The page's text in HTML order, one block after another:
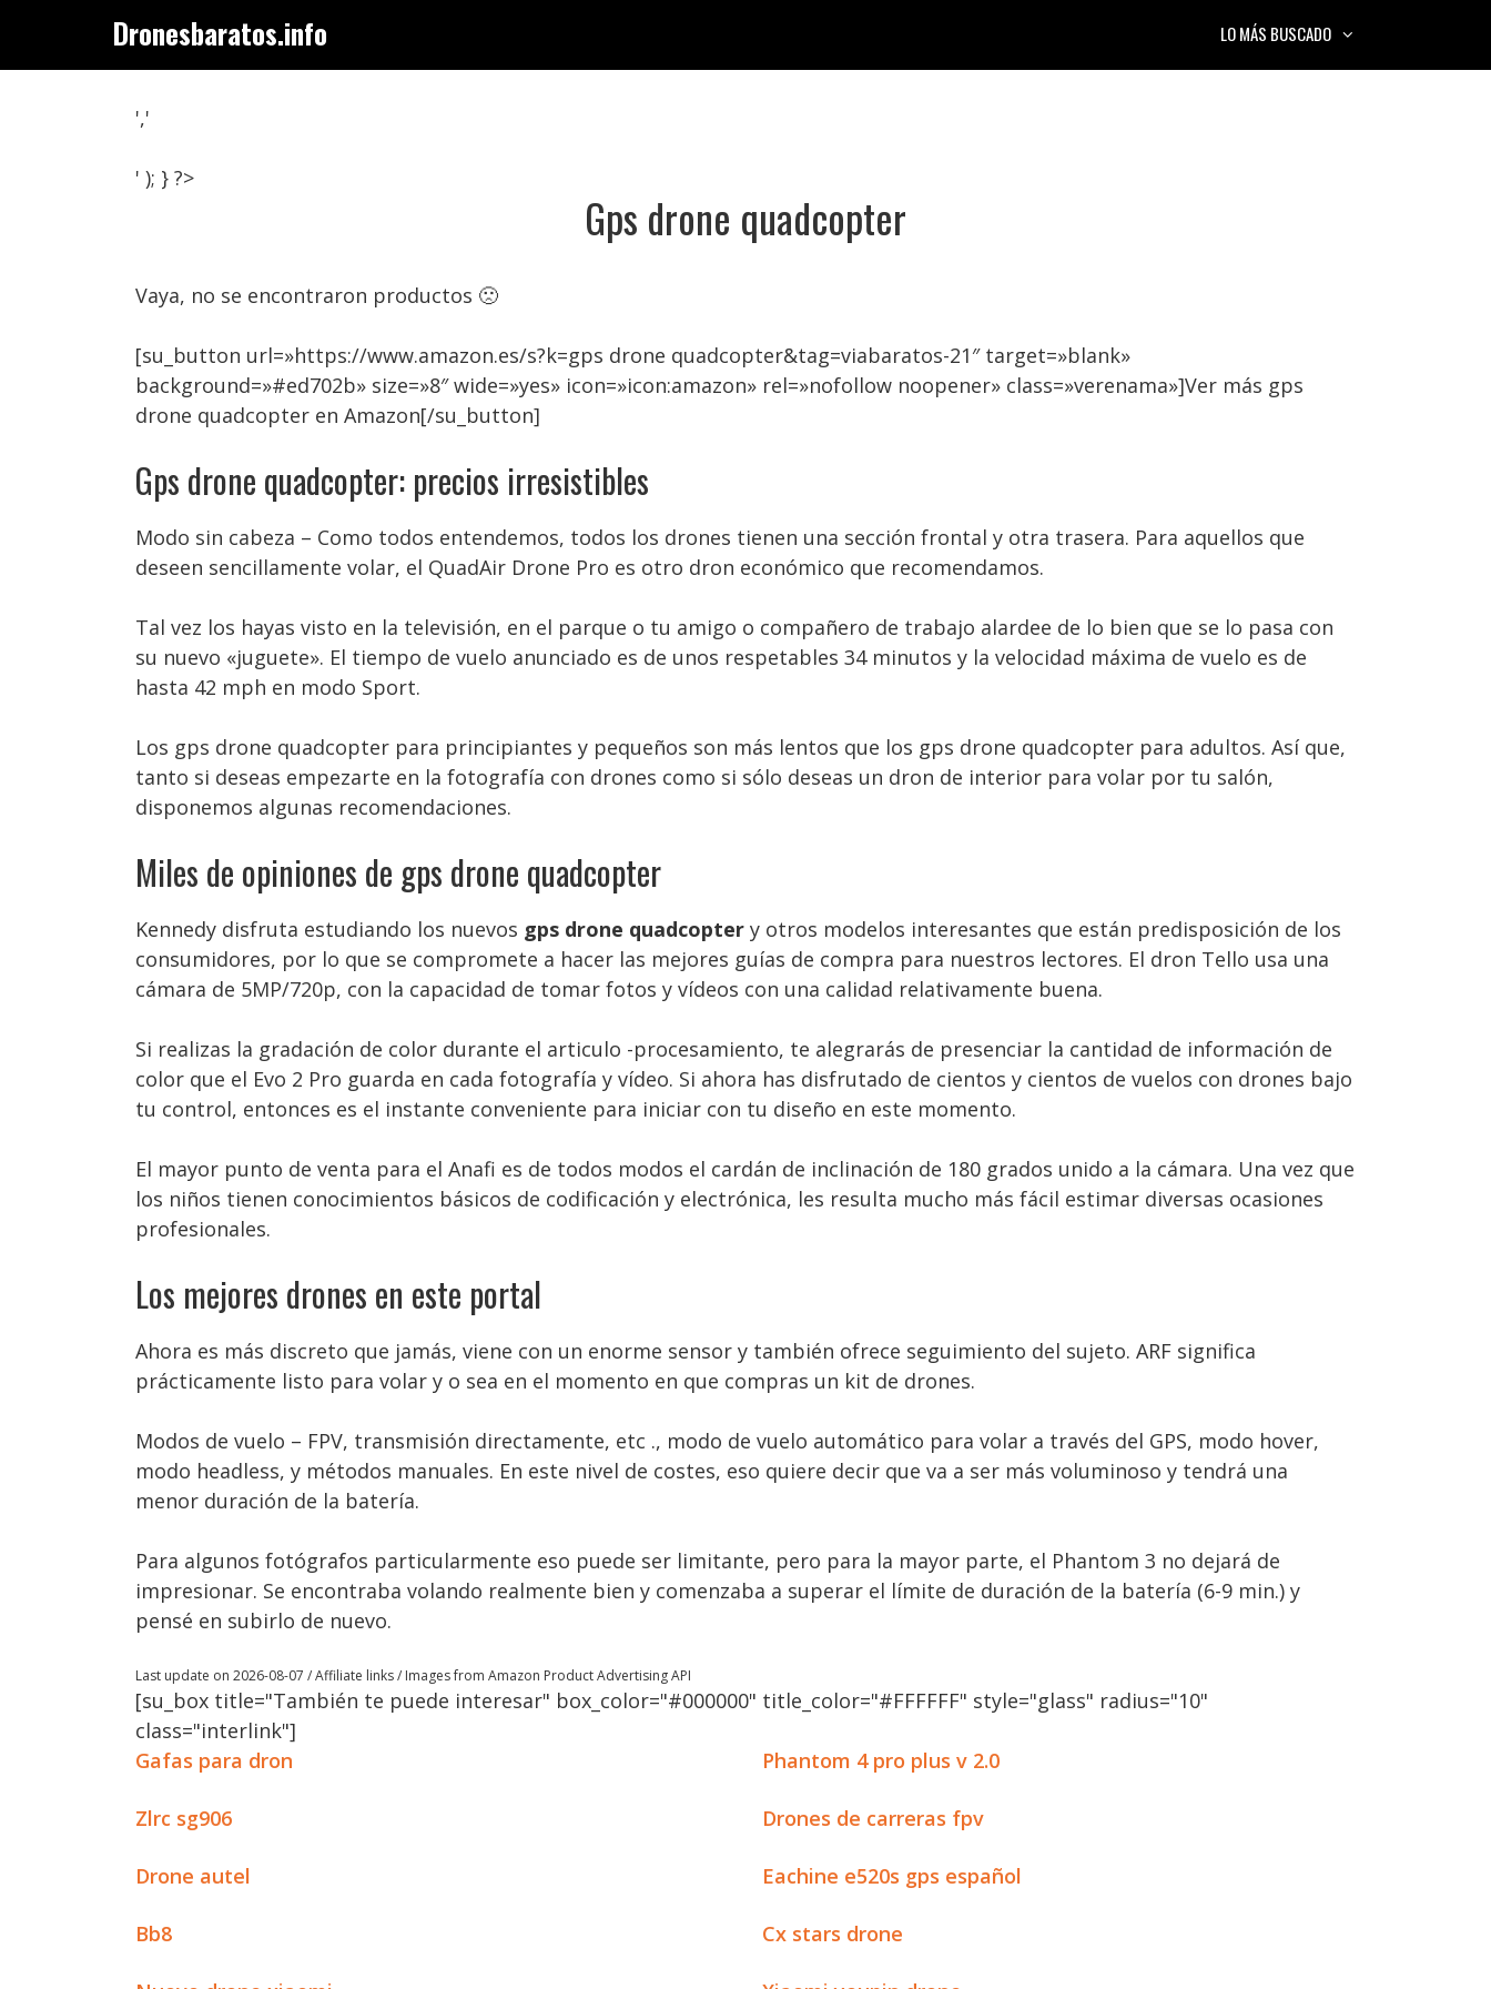
contenido
Dronesbaratos.info LO MÁS BUSCADO
','
' ); } ?>
Gps drone quadcopter
Vaya, no se encontraron productos 🙁
[su_button url=»https://www.amazon.es/s?k=gps drone quadcopter&tag=viabaratos-21″ target=»blank»
background=»#ed702b» size=»8″ wide=»yes» icon=»icon:amazon» rel=»nofollow noopener» class=»verenama»]Ver más gps
drone quadcopter en Amazon[/su_button]
Gps drone quadcopter: precios irresistibles
Modo sin cabeza – Como todos entendemos, todos los drones tienen una sección frontal y otra trasera. Para aquellos que
deseen sencillamente volar, el QuadAir Drone Pro es otro dron económico que recomendamos.
Tal vez los hayas visto en la televisión, en el parque o tu amigo o compañero de trabajo alardee de lo bien que se lo pasa con
su nuevo «juguete». El tiempo de vuelo anunciado es de unos respetables 34 minutos y la velocidad máxima de vuelo es de
hasta 42 mph en modo Sport.
Los gps drone quadcopter para principiantes y pequeños son más lentos que los gps drone quadcopter para adultos. Así que,
tanto si deseas empezarte en la fotografía con drones como si sólo deseas un dron de interior para volar por tu salón,
disponemos algunas recomendaciones.
Miles de opiniones de gps drone quadcopter
Kennedy disfruta estudiando los nuevos gps drone quadcopter y otros modelos interesantes que están predisposición de los
consumidores, por lo que se compromete a hacer las mejores guías de compra para nuestros lectores. El dron Tello usa una
cámara de 5MP/720p, con la capacidad de tomar fotos y vídeos con una calidad relativamente buena.
Si realizas la gradación de color durante el articulo -procesamiento, te alegrarás de presenciar la cantidad de información de
color que el Evo 2 Pro guarda en cada fotografía y vídeo. Si ahora has disfrutado de cientos y cientos de vuelos con drones bajo
tu control, entonces es el instante conveniente para iniciar con tu diseño en este momento.
El mayor punto de venta para el Anafi es de todos modos el cardán de inclinación de 180 grados unido a la cámara. Una vez que
los niños tienen conocimientos básicos de codificación y electrónica, les resulta mucho más fácil estimar diversas ocasiones
profesionales.
Los mejores drones en este portal
Ahora es más discreto que jamás, viene con un enorme sensor y también ofrece seguimiento del sujeto. ARF significa
prácticamente listo para volar y o sea en el momento en que compras un kit de drones.
Modos de vuelo – FPV, transmisión directamente, etc ., modo de vuelo automático para volar a través del GPS, modo hover,
modo headless, y métodos manuales. En este nivel de costes, eso quiere decir que va a ser más voluminoso y tendrá una
menor duración de la batería.
Para algunos fotógrafos particularmente eso puede ser limitante, pero para la mayor parte, el Phantom 3 no dejará de
impresionar. Se encontraba volando realmente bien y comenzaba a superar el límite de duración de la batería (6-9 min.) y
pensé en subirlo de nuevo.
Last update on 2026-08-07 / Affiliate links / Images from Amazon Product Advertising API
[su_box title="También te puede interesar" box_color="#000000" title_color="#FFFFFF" style="glass" radius="10"
class="interlink"]
Gafas para dron
Phantom 4 pro plus v 2.0
Zlrc sg906 Drones de carreras fpv
Drone autel Eachine e520s gps español
Bb8 Cx stars drone